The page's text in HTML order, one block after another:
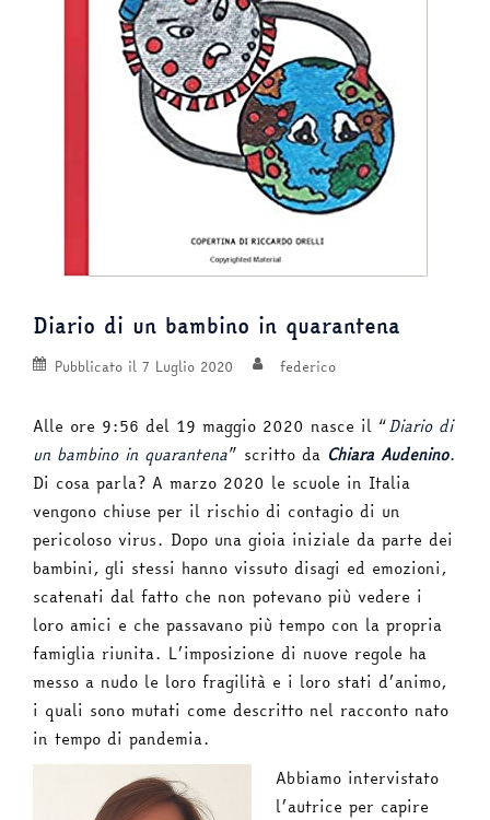
Diario di un bambino in quarantena
Pubblicato il 7 Luglio 2020 federico
Alle ore 9:56 del 19 maggio 2020 nasce il “Diario di
un bambino in quarantena” scritto da Chiara Audenino.
Di cosa parla? A marzo 2020 le scuole in Italia
vengono chiuse per il rischio di contagio di un
pericoloso virus. Dopo una gioia iniziale da parte dei
bambini, gli stessi hanno vissuto disagi ed emozioni,
scatenati dal fatto che non potevano più vedere i
loro amici e che passavano più tempo con la propria
famiglia riunita. L’imposizione di nuove regole ha
messo a nudo le loro fragilità e i loro stati d’animo,
i quali sono mutati come descritto nel racconto nato
in tempo di pandemia.
Abbiamo intervistato
l’autrice per capire